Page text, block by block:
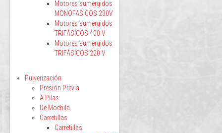
Motores sumergidos
MONOFASICOS 230V
Motores sumergidos
TRIFÁSICOS 400 V
Motores sumergidos
TRIFÁSICOS 220 V
Pulverización
Presión Previa
A Pilas
De Mochila
Carretillas
Carretillas